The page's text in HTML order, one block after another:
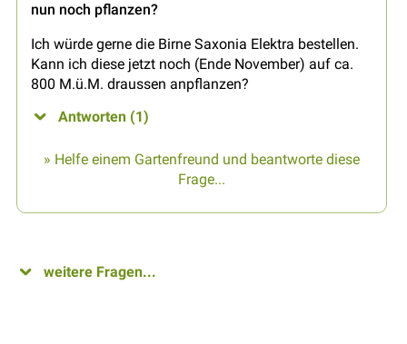
nun noch pflanzen?
Ich würde gerne die Birne Saxonia Elektra bestellen.
Kann ich diese jetzt noch (Ende November) auf ca.
800 M.ü.M. draussen anpflanzen?
Antworten (1)
» Helfe einem Gartenfreund und beantworte diese
Frage...
weitere Fragen...